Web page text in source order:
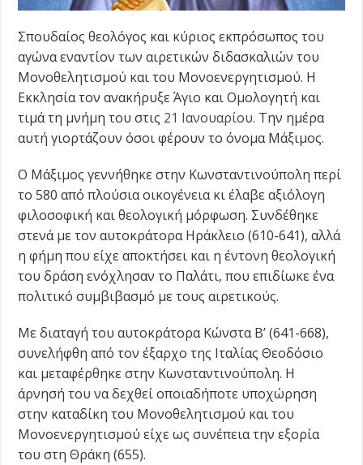
Σπουδαίος θεολόγος και κύριος εκπρόσωπος του
αγώνα εναντίον των αιρετικών διδασκαλιών του
Μονοθελητισμού και του Μονοενεργητισμού. Η
Εκκλησία τον ανακήρυξε Άγιο και Ομολογητή και
τιμά τη μνήμη του στις 21 Ιανουαρίου. Την ημέρα
αυτή γιορτάζουν όσοι φέρουν το όνομα Μάξιμος.
Ο Μάξιμος γεννήθηκε στην Κωνσταντινούπολη περί
το 580 από πλούσια οικογένεια κι έλαβε αξιόλογη
φιλοσοφική και θεολογική μόρφωση. Συνδέθηκε
στενά με τον αυτοκράτορα Ηράκλειο (610-641), αλλά
η φήμη που είχε αποκτήσει και η έντονη θεολογική
του δράση ενόχλησαν το Παλάτι, που επιδίωκε ένα
πολιτικό συμβιβασμό με τους αιρετικούς.
Με διαταγή του αυτοκράτορα Κώνστα Β’ (641-668),
συνελήφθη από τον έξαρχο της Ιταλίας Θεοδόσιο
και μεταφέρθηκε στην Κωνσταντινούπολη. Η
άρνησή του να δεχθεί οποιαδήποτε υποχώρηση
στην καταδίκη του Μονοθελητισμού και του
Μονοενεργητισμού είχε ως συνέπεια την εξορία
του στη Θράκη (655).